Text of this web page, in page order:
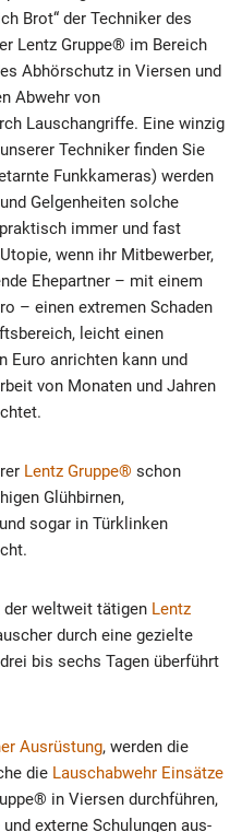
Brot“ der Techniker des
Lentz Gruppe® im Bereich
Abhörschutz in Viersen und
Abwehr von
Lauschangriffe. Eine winzig
Techniker finden Sie
Funkkameras) werden
Gelgenheiten solche
immer und fast
wenn ihr Mitbewerber,
Ehepartner – mit einem
– einen extremen Schaden
leicht einen
Euro anrichten kann und
von Monaten und Jahren
Lentz Gruppe® schon
Glühbirnen,
sogar in Türklinken
der weltweit tätigen Lentz
durch eine gezielte
bis sechs Tagen überführt
Ausrüstung, werden die
die Lauschabwehr Einsätze
in Viersen durchführen,
externe Schulungen aus-